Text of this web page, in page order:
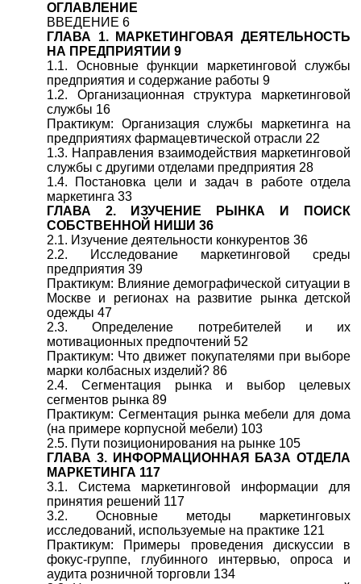
ОГЛАВЛЕНИЕ
ВВЕДЕНИЕ 6
ГЛАВА 1. МАРКЕТИНГОВАЯ ДЕЯТЕЛЬНОСТЬ
НА ПРЕДПРИЯТИИ 9
1.1. Основные функции маркетинговой службы
предприятия и содержание работы 9
1.2. Организационная структура маркетинговой
службы 16
Практикум: Организация службы маркетинга на
предприятиях фармацевтической отрасли 22
1.3. Направления взаимодействия маркетинговой
службы с другими отделами предприятия 28
1.4. Постановка цели и задач в работе отдела
маркетинга 33
ГЛАВА 2. ИЗУЧЕНИЕ РЫНКА И ПОИСК
СОБСТВЕННОЙ НИШИ 36
2.1. Изучение деятельности конкурентов 36
2.2. Исследование маркетинговой среды
предприятия 39
Практикум: Влияние демографической ситуации в
Москве и регионах на развитие рынка детской
одежды 47
2.3. Определение потребителей и их
мотивационных предпочтений 52
Практикум: Что движет покупателями при выборе
марки колбасных изделий? 86
2.4. Сегментация рынка и выбор целевых
сегментов рынка 89
Практикум: Сегментация рынка мебели для дома
(на примере корпусной мебели) 103
2.5. Пути позиционирования на рынке 105
ГЛАВА 3. ИНФОРМАЦИОННАЯ БАЗА ОТДЕЛА
МАРКЕТИНГА 117
3.1. Система маркетинговой информации для
принятия решений 117
3.2. Основные методы маркетинговых
исследований, используемые на практике 121
Практикум: Примеры проведения дискуссии в
фокус-группе, глубинного интервью, опроса и
аудита розничной торговли 134